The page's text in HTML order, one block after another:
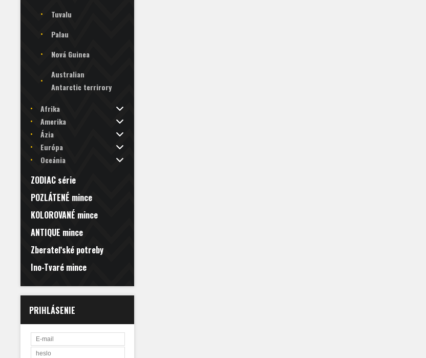
Tuvalu
Palau
Nová Guinea
Australian
Antarctic terrirory
Afrika
Amerika
Ázia
Európa
Oceánia
ZODIAC série
POZLÁTENÉ mince
KOLOROVANÉ mince
ANTIQUE mince
Zberateľské potreby
Ino-Tvaré mince
PRIHLÁSENIE